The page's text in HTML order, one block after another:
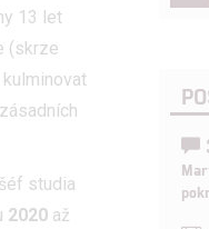
13 let
(skrze
studia
2020 až